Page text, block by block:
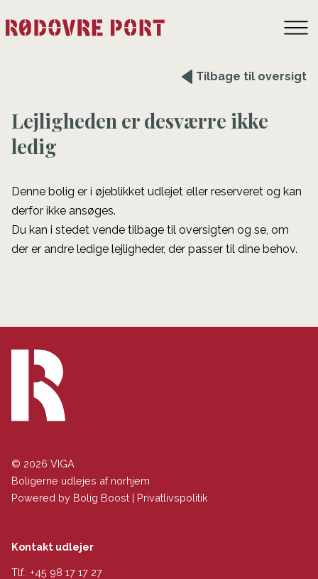
Tilbage til oversigt
Lejligheden er desværre ikke
ledig
Denne bolig er i øjeblikket udlejet eller reserveret og kan
derfor ikke ansøges.
Du kan i stedet vende tilbage til oversigten og se, om
der er andre ledige lejligheder, der passer til dine behov.
© 2026 VIGA
Boligerne udlejes af norhjem
Powered by Bolig Boost | Privatlivspolitik
Kontakt udlejer
Tlf.: +45 98 17 17 27